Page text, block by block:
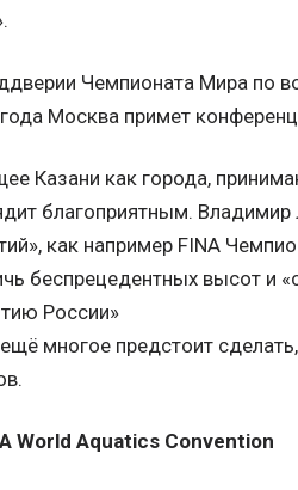
Чемпионата Мира по
Москва примет
Казани как города,
благоприятным. Владимир
как например FINA
беспрецедентных высот и
России»
многое предстоит
World Aquatics Convention